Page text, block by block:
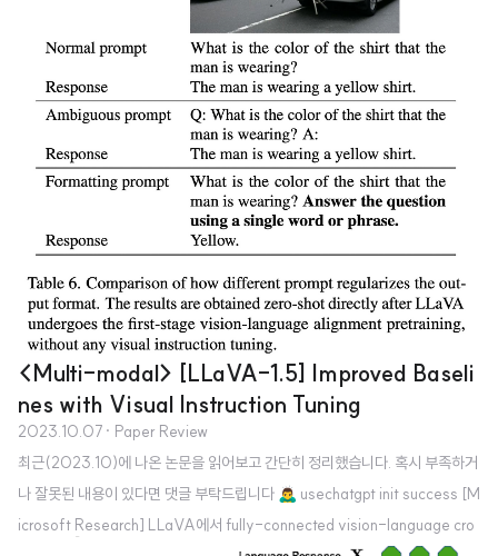
<Multi-modal> [LLaVA-1.5] Improved Baseli
nes with Visual Instruction Tuning
2023.10.07 · Paper Review
최근(2023.10)에 나온 논문을 읽어보고 간단히 정리했습니다. 혹시 부족하거
나 잘못된 내용이 있다면 댓글 부탁드립니다 🙇‍♂️ usechatgpt init success [M
icrosoft Research] LLaVA에서 fully-connected vision-language cro